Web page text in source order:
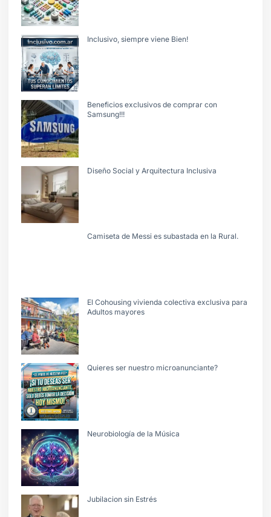
Inclusivo, siempre viene Bien!
Beneficios exclusivos de comprar con
Samsung!!!
Diseño Social y Arquitectura Inclusiva
Camiseta de Messi es subastada en la Rural.
El Cohousing vivienda colectiva exclusiva para
Adultos mayores
Quieres ser nuestro microanunciante?
Neurobiología de la Música
Jubilacion sin Estrés